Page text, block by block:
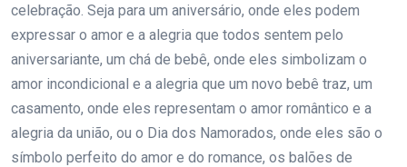
celebração. Seja para um aniversário, onde eles podem
expressar o amor e a alegria que todos sentem pelo
aniversariante, um chá de bebê, onde eles simbolizam o
amor incondicional e a alegria que um novo bebê traz, um
casamento, onde eles representam o amor romântico e a
alegria da união, ou o Dia dos Namorados, onde eles são o
símbolo perfeito do amor e do romance, os balões de